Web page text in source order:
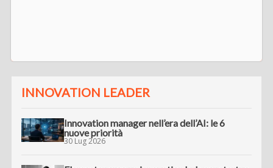
INNOVATION LEADER
Innovation manager nell’era dell’AI: le 6
nuove priorità
30 Lug 2026